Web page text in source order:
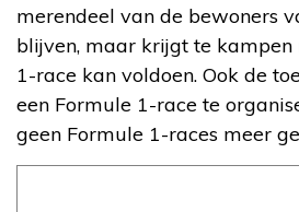
merendeel van de bewoners
blijven, maar krijgt te
1-race kan voldoen. Ook de
een Formule 1-race te
geen Formule 1-races meer